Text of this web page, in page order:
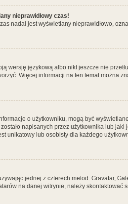
nieprawidłowy czas!
nadal jest wyświetlany nieprawidłowo,
wersję językową albo nikt jeszcze nie
Więcej informacji na ten temat można
o użytkowniku, mogą być
napisanych przez użytkownika lub
unikatowy lub osobisty dla każdego
jednej z czterech metod: Gravatar,
na danej witrynie, należy skontaktować